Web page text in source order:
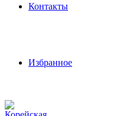
Контакты
Избранное